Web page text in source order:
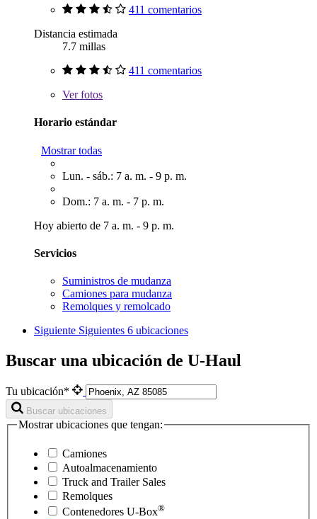
411 comentarios
Distancia estimada
7.7 millas
411 comentarios
Verfotos
Horario estándar
Mostrar todas
Lun. - sáb.: 7 a. m. - 9 p. m.
Dom.: 7 a. m. - 7 p. m.
Hoy abierto de 7 a. m. - 9 p. m.
Servicios
Suministros de mudanza
Camiones para mudanza
Remolques y remolcado
Siguiente Siguientes 6 ubicaciones
Buscar una ubicación de U-Haul
Tu ubicación*
Buscar ubicaciones
Mostrar ubicaciones que tengan:
Camiones
Autoalmacenamiento
Truck and Trailer Sales
Remolques
Contenedores U-Box®